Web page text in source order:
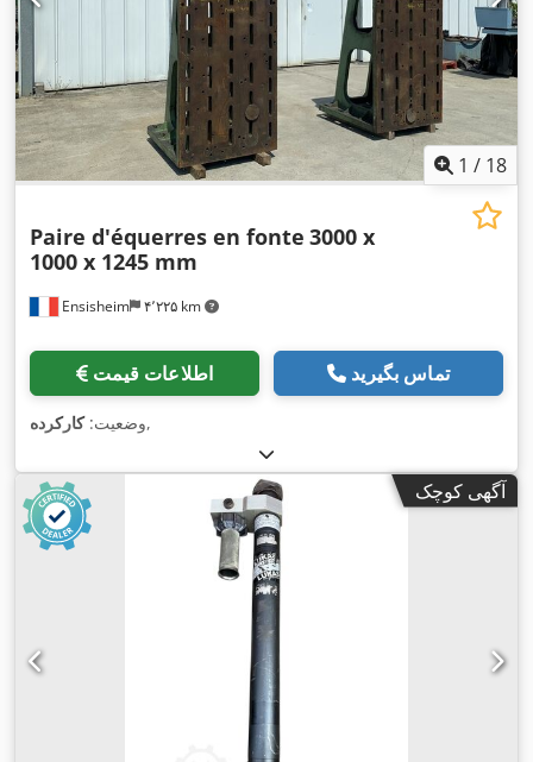
1 / 18
Ensisheim ۴٬۲۲۵ km
Paire d'équerres en fonte 3000 x
1000 x 1245 mm
اطلاعات قیمت تماس بگیرید
وضعیت:کارکرده ,
آگهی کوچک